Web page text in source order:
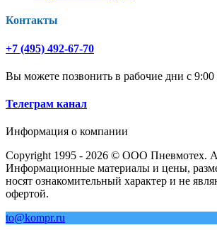
Контакты
+7 (495) 492-67-70
Вы можете позвонить в рабочие дни с 9:00
Телеграм канал
Информация о компании
Copyright 1995 - 2026 © ООО Пневмотех.
Информационные материалы и цены,
носят ознакомительный характер и не
офертой.
to@kompr.ru